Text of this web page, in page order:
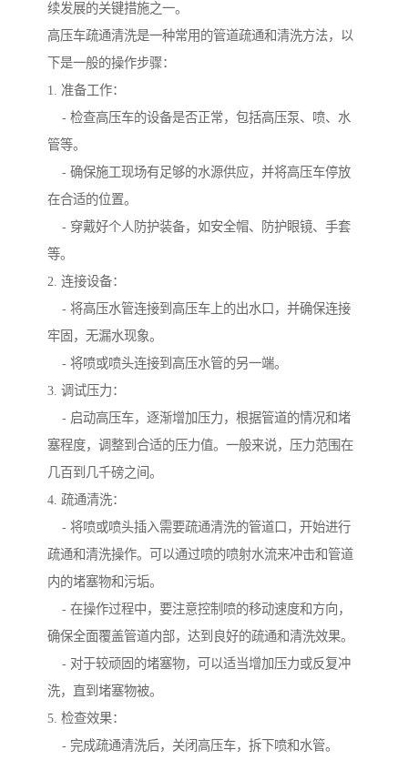
续发展的关键措施之一。
高压车疏通清洗是一种常用的管道疏通和清洗方法，以
下是一般的操作步骤：
1. 准备工作：
- 检查高压车的设备是否正常，包括高压泵、喷、水
管等。
- 确保施工现场有足够的水源供应，并将高压车停放
在合适的位置。
- 穿戴好个人防护装备，如安全帽、防护眼镜、手套
等。
2. 连接设备：
- 将高压水管连接到高压车上的出水口，并确保连接
牢固，无漏水现象。
- 将喷或喷头连接到高压水管的另一端。
3. 调试压力：
- 启动高压车，逐渐增加压力，根据管道的情况和堵
塞程度，调整到合适的压力值。一般来说，压力范围在
几百到几千磅之间。
4. 疏通清洗：
- 将喷或喷头插入需要疏通清洗的管道口，开始进行
疏通和清洗操作。可以通过喷的喷射水流来冲击和管道
内的堵塞物和污垢。
- 在操作过程中，要注意控制喷的移动速度和方向，
确保全面覆盖管道内部，达到良好的疏通和清洗效果。
- 对于较顽固的堵塞物，可以适当增加压力或反复冲
洗，直到堵塞物被。
5. 检查效果：
- 完成疏通清洗后，关闭高压车，拆下喷和水管。